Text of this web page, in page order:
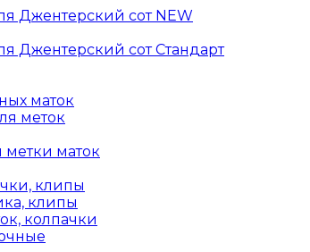
Джентерский сот NEW
Джентерский сот Стандарт
маток
меток
маток
клипы
клипы
колпачки